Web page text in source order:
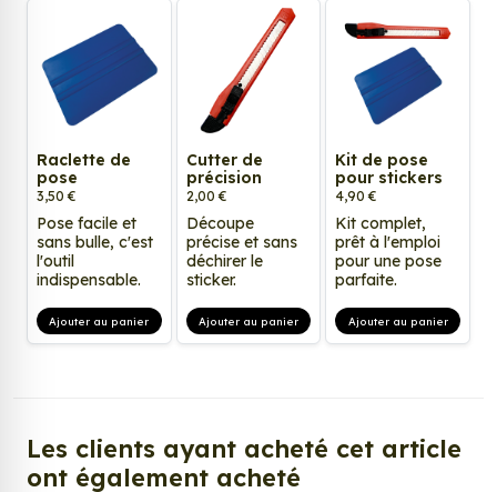
Raclette de
pose
3,50 €
Pose facile et
sans bulle, c'est
l'outil
indispensable.
Ajouter au panier
Cutter de
précision
2,00 €
Découpe
précise et sans
déchirer le
sticker.
Ajouter au panier
Kit de pose
pour stickers
4,90 €
Kit complet,
prêt à l'emploi
pour une pose
parfaite.
Ajouter au panier
Les clients ayant acheté cet article
ont également acheté